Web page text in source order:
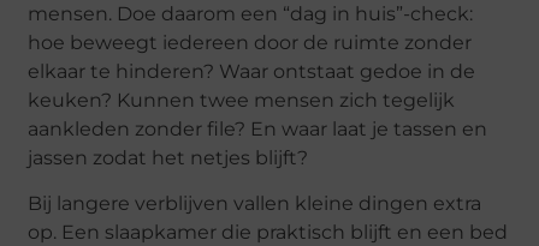
mensen. Doe daarom een “dag in huis”-check:
hoe beweegt iedereen door de ruimte zonder
elkaar te hinderen? Waar ontstaat gedoe in de
keuken? Kunnen twee mensen zich tegelijk
aankleden zonder file? En waar laat je tassen en
jassen zodat het netjes blijft?
Bij langere verblijven vallen kleine dingen extra
op. Een slaapkamer die praktisch blijft en een bed